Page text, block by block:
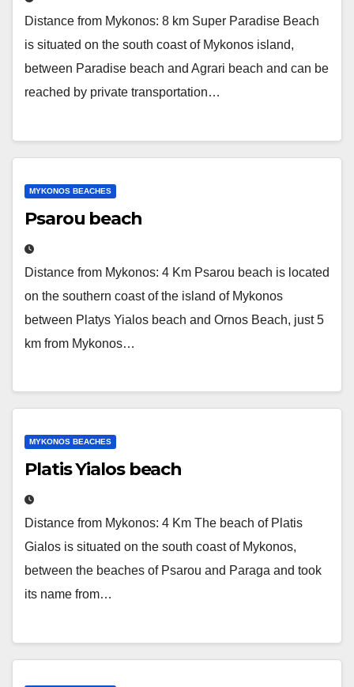
Distance from Mykonos: 8 km Super Paradise Beach
is situated on the south coast of Mykonos island,
between Paradise beach and Agrari beach and can be
reached by private transportation…
MYKONOS BEACHES
Psarou beach
Distance from Mykonos: 4 Km Psarou beach is located
on the southern coast of the island of Mykonos
between Platys Yialos beach and Ornos Beach, just 5
km from Mykonos…
MYKONOS BEACHES
Platis Yialos beach
Distance from Mykonos: 4 Km The beach of Platis
Gialos is situated on the south coast of Mykonos,
between the beaches of Psarou and Paraga and took
its name from…